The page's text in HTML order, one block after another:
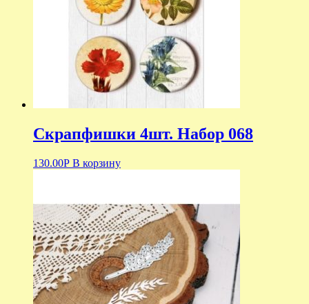
Скрапфишки 4шт. Набор 068
130.00Р В корзину